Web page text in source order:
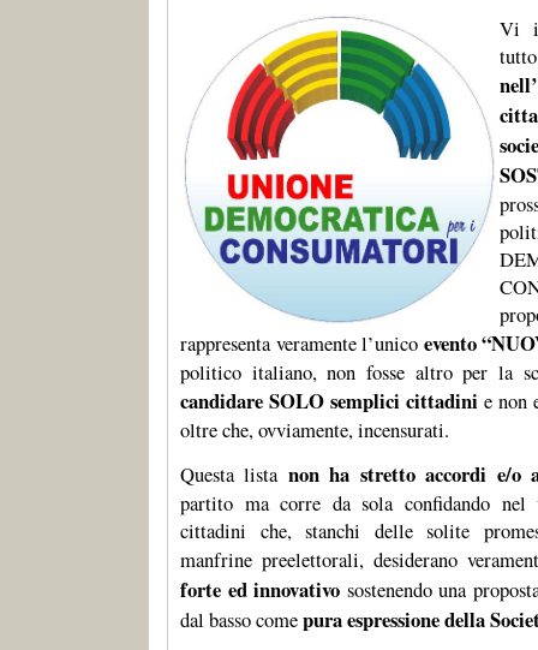
Vi i
rappresenta veramente l’unico evento
politico italiano, non fosse altro per la
candidare SOLO semplici cittadini e non
oltre che, ovviamente, incensurati.
Questa lista non ha stretto accordi e/o
partito ma corre da sola confidando
cittadini che, stanchi delle solite
manfrine preelettorali, desiderano
forte ed innovativo sostenendo una
dal basso comepura espressione della